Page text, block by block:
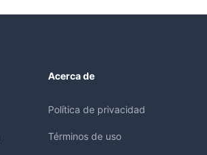
Acerca de
Política de privacidad
Términos de uso